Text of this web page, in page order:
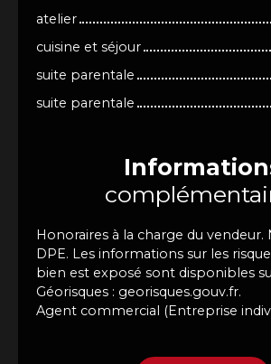
atelier
cuisine et séjour
suite parentale
suite parentale
Honoraires à la charge du vendeur.
DPE. Les informations sur les
bien est exposé sont disponibles
Géorisques : georisques.gouv.fr.
Agent commercial (Entreprise